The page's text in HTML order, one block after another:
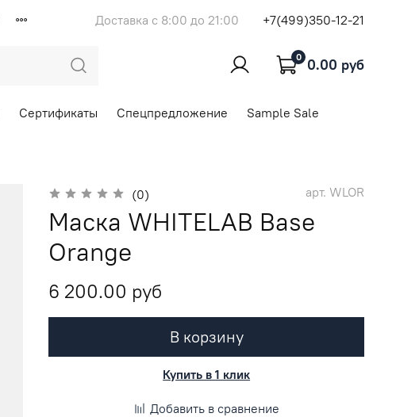
Доставка с 8:00 до 21:00 +7(499)350-12-21
0 0.00 руб
Сертификаты Спецпредложение Sample Sale
(0) арт. WLOR
Маска WHITELAB Base
Orange
6 200.00 руб
В корзину
Купить в 1 клик
Добавить в сравнение